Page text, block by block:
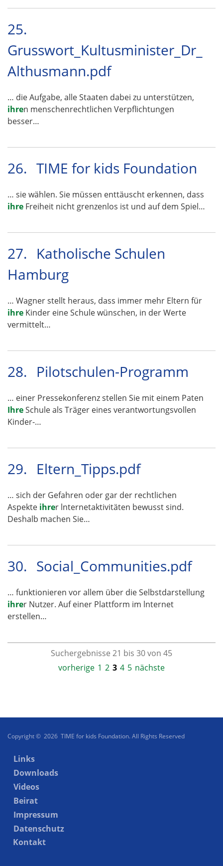
25.
Grusswort_Kultusminister_Dr_
Althusmann.pdf
… die Aufgabe, alle Staaten dabei zu unterstützen,
ihren menschenrechtlichen Verpflichtungen
besser…
26. TIME for kids Foundation
… sie wählen. Sie müssen enttäuscht erkennen, dass
ihre Freiheit nicht grenzenlos ist und auf dem Spiel…
27. Katholische Schulen
Hamburg
… Wagner stellt heraus, dass immer mehr Eltern für
ihre Kinder eine Schule wünschen, in der Werte
vermittelt…
28. Pilotschulen-Programm
… einer Pressekonferenz stellen Sie mit einem Paten
IhreSchule als Träger eines verantwortungsvollen
Kinder-…
29. Eltern_Tipps.pdf
… sich der Gefahren oder gar der rechtlichen
Aspekte ihrer lnternetaktivitäten bewusst sind.
Deshalb machen Sie…
30. Social_Communities.pdf
… funktionieren vor allem über die Selbstdarstellung
ihrer Nutzer. Auf einer Plattform im lnternet
erstellen…
Suchergebnisse 21 bis 30 von 45
vorherige 1 2 3 4 5 nächste
Copyright © 2026 TIME for kids Foundation. All Rights Reserved
Links
Downloads
Videos
Beirat
Impressum
Datenschutz
Kontakt